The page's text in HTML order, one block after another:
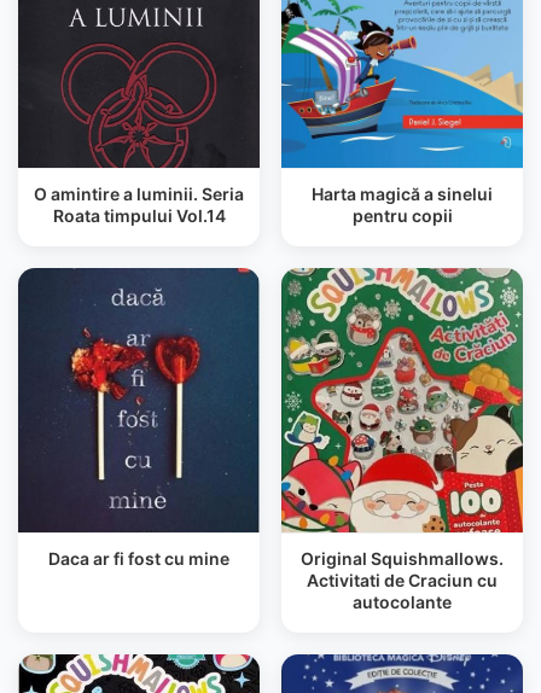
O amintire a luminii. Seria
Roata timpului Vol.14
Harta magică a sinelui
pentru copii
Daca ar fi fost cu mine
Original Squishmallows.
Activitati de Craciun cu
autocolante